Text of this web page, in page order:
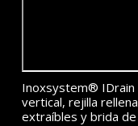
Inoxsystem® IDrain
vertical, rejilla
extraíbles y brida